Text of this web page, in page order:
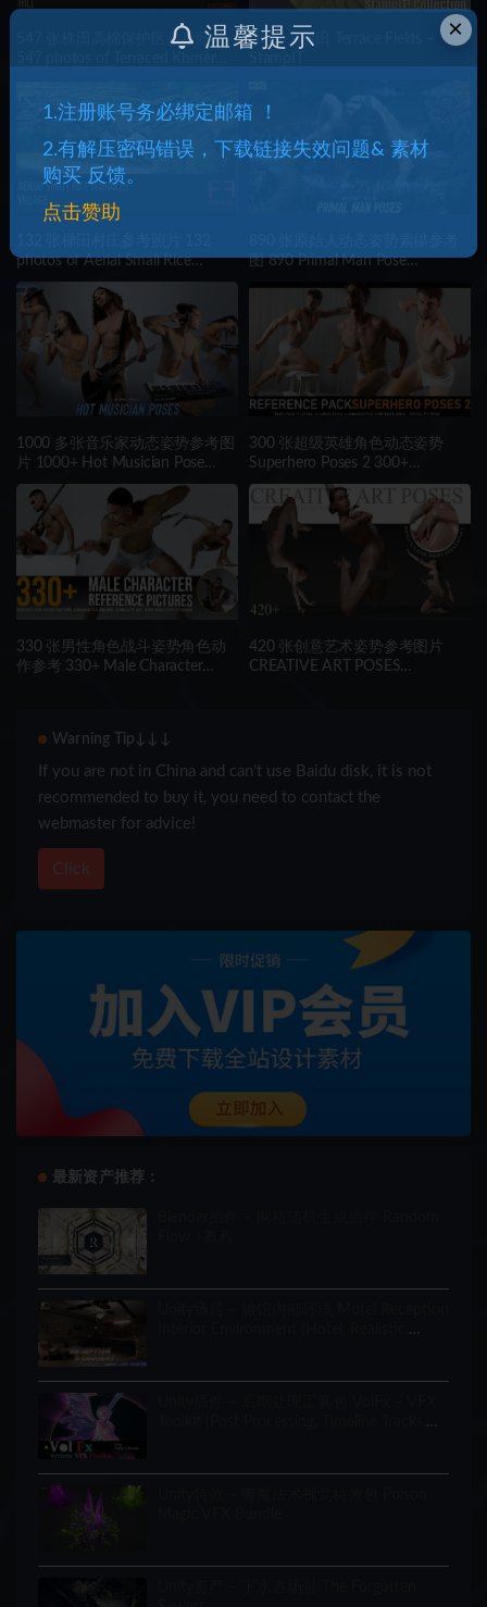
547 张梯田高棉保护区参考照片
Unity – 梯田 Terrace Fields –
photos of Aerial Small Rice
Terraces Village
图 890 Primal Man Pose
1000 多张音乐家动态姿势参考图
片 1000+ Hot Musician Pose
Reference Pictures
300 张超级英雄角色动态姿势
Superhero Poses 2 300+
Reference pictures including 360°
Turnarounds
330 张男性角色战斗姿势角色动
作参考 330+ Male Character
420 张创意艺术姿势参考图片
CREATIVE ART POSES
Warning Tip↓↓↓
If you are not in China and can’t use Baidu disk, it is not
recommended to buy it, you need to contact the
webmaster for advice!
Click
最新资产推荐：
×
温馨提示
1.注册账号务必绑定邮箱 ！
2.有解压密码错误，下载链接失效问题& 素材
购买 反馈。
点击赞助